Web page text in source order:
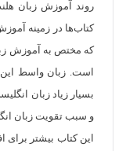
روند آموزش زبان
که مختص به آموزش
است. زبان واسط
بسیار زیاد زبان
و سبب تقویت زبان
این کتاب بیشتر